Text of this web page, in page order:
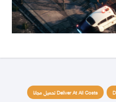
Deliver At All Costs تحميل مجانا